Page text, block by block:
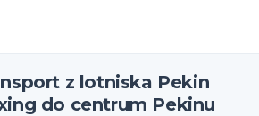
z lotniska Pekin
do centrum Pekinu